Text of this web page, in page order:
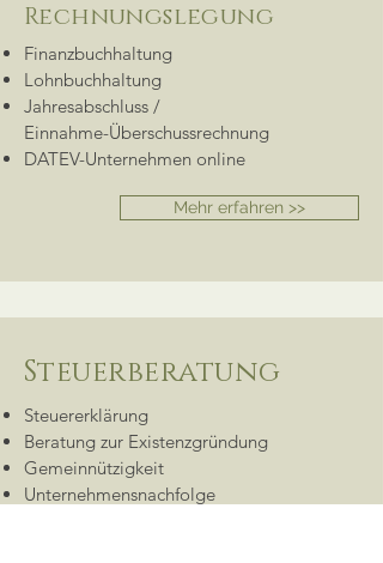
Rechnungslegung
Finanzbuchhaltung
Lohnbuchhaltung
Jahresabschluss /
Einnahme-Überschussrechnung
DATEV-Unternehmen online
Mehr erfahren >>
Steuerberatung
Steuererklärung
Beratung zur Existenzgründung
Gemeinnützigkeit
Unternehmensnachfolge